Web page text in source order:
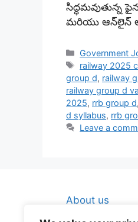
సిద్ధమవుతున్న
మరియు ఆన్‌లైన్
Categories
Government
Tags
railway 2025
group d, railway
railway group d
2025, rrb group d,
d syllabus, rrb
Leave a
About us